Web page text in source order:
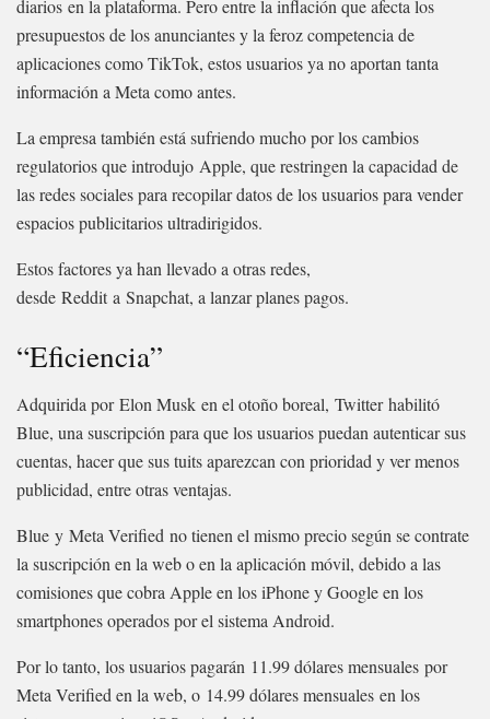
diarios en la plataforma. Pero entre la inflación que afecta los
presupuestos de los anunciantes y la feroz competencia de
aplicaciones como TikTok, estos usuarios ya no aportan tanta
información a Meta como antes.
La empresa también está sufriendo mucho por los cambios
regulatorios que introdujo Apple, que restringen la capacidad de
las redes sociales para recopilar datos de los usuarios para vender
espacios publicitarios ultradirigidos.
Estos factores ya han llevado a otras redes,
desde Reddit a Snapchat, a lanzar planes pagos.
“Eficiencia”
Adquirida por Elon Musk en el otoño boreal, Twitter habilitó
Blue, una suscripción para que los usuarios puedan autenticar sus
cuentas, hacer que sus tuits aparezcan con prioridad y ver menos
publicidad, entre otras ventajas.
Blue y Meta Verified no tienen el mismo precio según se contrate
la suscripción en la web o en la aplicación móvil, debido a las
comisiones que cobra Apple en los iPhone y Google en los
smartphones operados por el sistema Android.
Por lo tanto, los usuarios pagarán 11.99 dólares mensuales por
Meta Verified en la web, o 14.99 dólares mensuales en los